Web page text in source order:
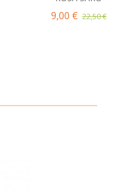
9,00 € 22,50 €